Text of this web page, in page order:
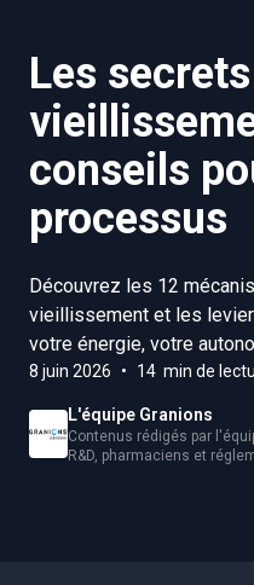
Les
conseils
processus
Découvrez les 12
vieillissement et les
votre énergie, votre
8 juin 2026 • 14 min de
L'équipe Granions
Contenus rédigés par
R&D, pharmaciens et